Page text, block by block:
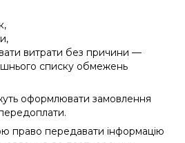
витрати без причини —
списку обмежень
оформлювати замовлення
право передавати інформацію